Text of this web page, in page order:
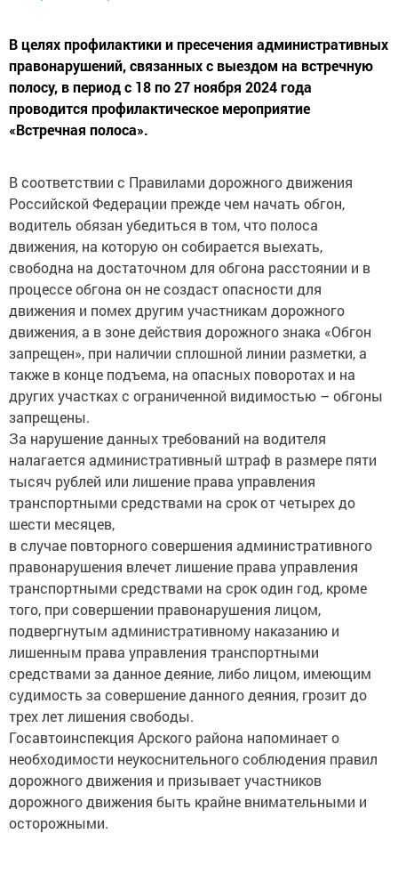
В целях профилактики и пресечения административных
правонарушений, связанных с выездом на встречную
полосу, в период с 18 по 27 ноября 2024 года
проводится профилактическое мероприятие
«Встречная полоса».
В соответствии с Правилами дорожного движения
Российской Федерации прежде чем начать обгон,
водитель обязан убедиться в том, что полоса
движения, на которую он собирается выехать,
свободна на достаточном для обгона расстоянии и в
процессе обгона он не создаст опасности для
движения и помех другим участникам дорожного
движения, а в зоне действия дорожного знака «Обгон
запрещен», при наличии сплошной линии разметки, а
также в конце подъема, на опасных поворотах и на
других участках с ограниченной видимостью – обгоны
запрещены.
За нарушение данных требований на водителя
налагается административный штраф в размере пяти
тысяч рублей или лишение права управления
транспортными средствами на срок от четырех до
шести месяцев,
в случае повторного совершения административного
правонарушения влечет лишение права управления
транспортными средствами на срок один год, кроме
того, при совершении правонарушения лицом,
подвергнутым административному наказанию и
лишенным права управления транспортными
средствами за данное деяние, либо лицом, имеющим
судимость за совершение данного деяния, грозит до
трех лет лишения свободы.
Госавтоинспекция Арского района напоминает о
необходимости неукоснительного соблюдения правил
дорожного движения и призывает участников
дорожного движения быть крайне внимательными и
осторожными.